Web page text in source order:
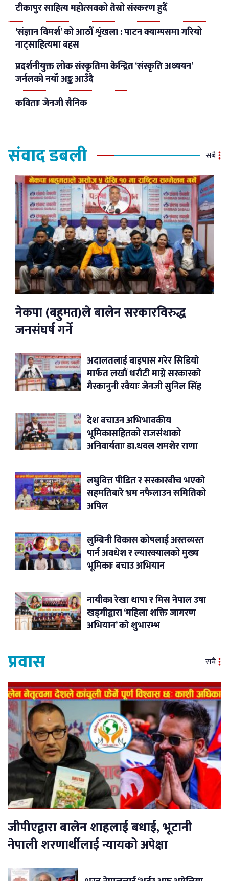
टीकापुर साहित्य महोत्सवको तेस्रो संस्करण हुदैँ
‘संज्ञान विमर्श’ को आठौँ शृंखला : पाटन क्याम्पसमा गरियो
नाट्साहित्यमा बहस
प्रदर्शनीयुक्त लोक संस्कृतिमा केन्द्रित ‘संस्कृति अध्ययन’
जर्नलको नयाँ अङ्क आउँदै
कविताः जेनजी सैनिक
संवाद डबली सबै
नेकपा (बहुमत)ले बालेन सरकारविरुद्ध
जनसंघर्ष गर्ने
अदालतलाई बाइपास गरेर सिडियो
मार्फत लखौं धरौटी माग्ने सरकारको
गैरकानुनी रवैयाः जेनजी सुनिल सिंह
देश बचाउन अभिभावकीय
भूमिकासहितको राजसंथाको
अनिवार्यताः डा.धवल शमशेर राणा
लघुवित्त पीडित र सरकारबीच भएको
सहमतिबारे भ्रम नफैलाउन समितिको
अपिल
लुम्बिनी विकास कोषलाई अस्तव्यस्त
पार्न अवधेश र ल्यारक्यालको मुख्य
भूमिकाः बचाउ अभियान
नायीका रेखा थापा र मिस नेपाल उषा
खड्गीद्वारा ‘महिला शक्ति जागरण
अभियान’ को शुभारम्भ
प्रवास सबै
जीपीएद्वारा बालेन शाहलाई बधाई, भूटानी
नेपाली शरणार्थीलाई न्यायको अपेक्षा